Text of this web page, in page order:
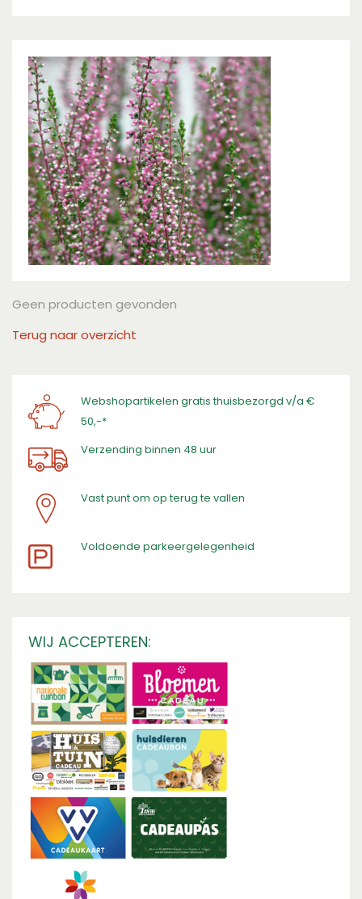
Geen producten gevonden
Terug naar overzicht
Webshopartikelen gratis thuisbezorgd v/a €
50,-*
Verzending binnen 48 uur
Vast punt om op terug te vallen
​Voldoende parkeergelegenheid
WIJ ACCEPTEREN: